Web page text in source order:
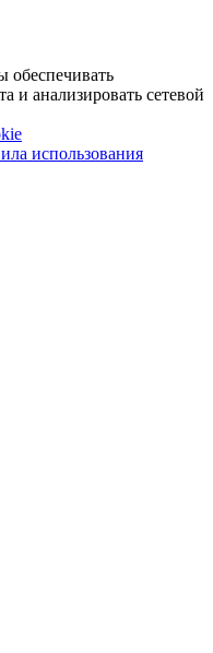
и анализировать сетевой
использования